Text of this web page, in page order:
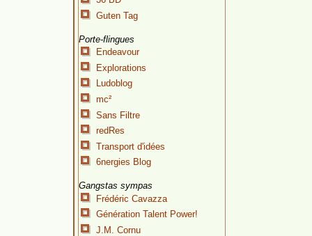
Guten Tag
Porte-flingues
Endeavour
Explorations
Ludoblog
mc²
Sans Filtre
redRes
Transport d'idées
6nergies Blog
Gangstas sympas
Frédéric Cavazza
Génération Talent Power!
J.M. Cornu